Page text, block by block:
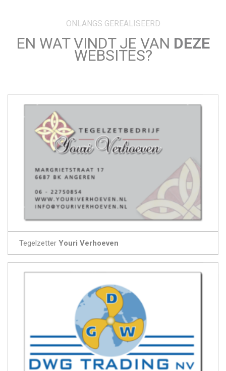
ONLANGS GEREALISEERD
EN WAT VINDT JE VAN DEZE
WEBSITES?
Tegelzetter Youri Verhoeven